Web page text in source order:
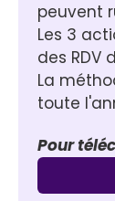
peuvent
Les 3
des RDV
La
toute
Pour